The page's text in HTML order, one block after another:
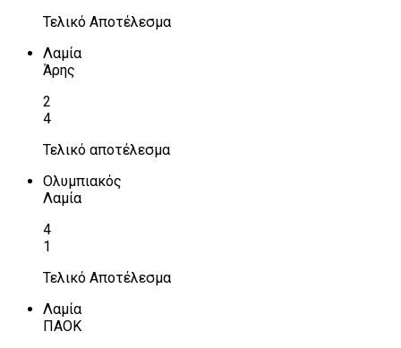
Τελικό Αποτέλεσμα
Λαμία
Άρης
2
4
Τελικό αποτέλεσμα
Ολυμπιακός
Λαμία
4
1
Τελικό Αποτέλεσμα
Λαμία
ΠΑΟΚ